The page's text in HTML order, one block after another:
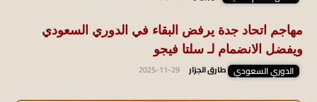
مهاجم اتحاد جدة يرفض البقاء في الدوري السعودي
ويفضل الانضمام لـ سلتا فيجو
الدوري السعودي طارق الجزار 2025-11-29